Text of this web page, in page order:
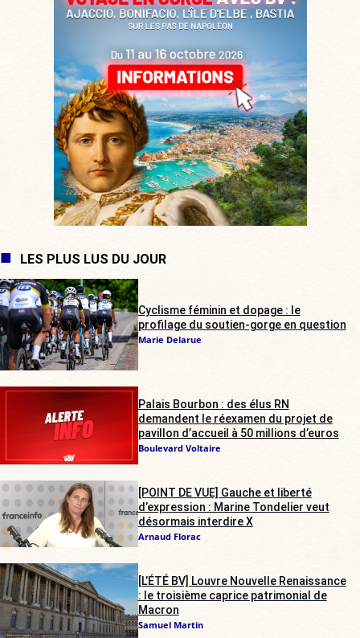
LES PLUS LUS DU JOUR
Cyclisme féminin et dopage : le
profilage du soutien-gorge en question
Marie Delarue
Palais Bourbon : des élus RN
demandent le réexamen du projet de
pavillon d’accueil à 50 millions d’euros
Boulevard Voltaire
[POINT DE VUE] Gauche et liberté
d’expression : Marine Tondelier veut
désormais interdire X
Arnaud Florac
[L’ÉTÉ BV] Louvre Nouvelle Renaissance
: le troisième caprice patrimonial de
Macron
Samuel Martin